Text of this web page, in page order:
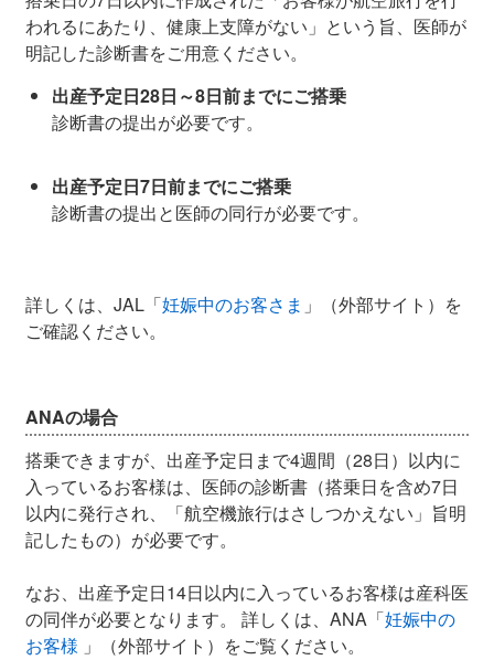
われるにあたり、健康上支障がない」という旨、医師が
明記した診断書をご用意ください。
出産予定日28日～8日前までにご搭乗
診断書の提出が必要です。
出産予定日7日前までにご搭乗
診断書の提出と医師の同行が必要です。
詳しくは、JAL「妊娠中のお客さま 」（外部サイト）を
ご確認ください。
ANAの場合
搭乗できますが、出産予定日まで4週間（28日）以内に
入っているお客様は、医師の診断書（搭乗日を含め7日
以内に発行され、「航空機旅行はさしつかえない」旨明
記したもの）が必要です。
なお、出産予定日14日以内に入っているお客様は産科医
の同伴が必要となります。 詳しくは、ANA「妊娠中の
お客様 」（外部サイト）をご覧ください。